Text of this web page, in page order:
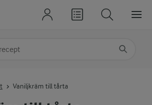
Vaniljkräm till tårta
ingrediens